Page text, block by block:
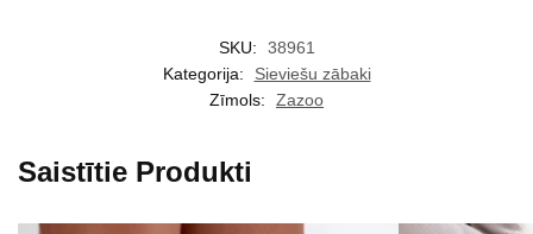
SKU:
38961
Kategorija:
Sieviešu zābaki
Zīmols:
Zazoo
Saistītie Produkti